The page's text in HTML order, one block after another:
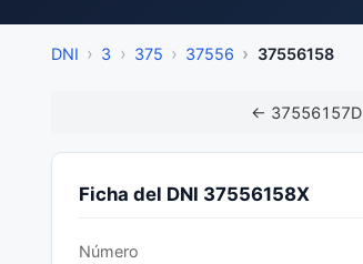
DNI 3 375 37556 37556158
← 37556157D
Ficha del DNI 37556158X
Número